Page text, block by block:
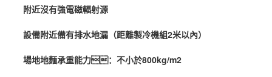
附近沒有強電磁輻射源
設備附近備有排水地漏（距離製冷機組2米以內）
場地地麵承重能力：不小於800kg/m2